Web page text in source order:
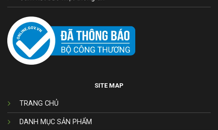
SITE MAP
TRANG CHỦ
DANH MỤC SẢN PHẨM